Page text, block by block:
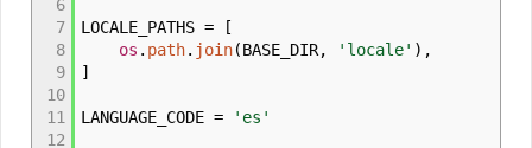
6
7
8
9
10
11
12
LOCALE_PATHS =
[
os . path. join(BASE_DIR, 'locale' ) ,
]
LANGUAGE_CODE = 'es'